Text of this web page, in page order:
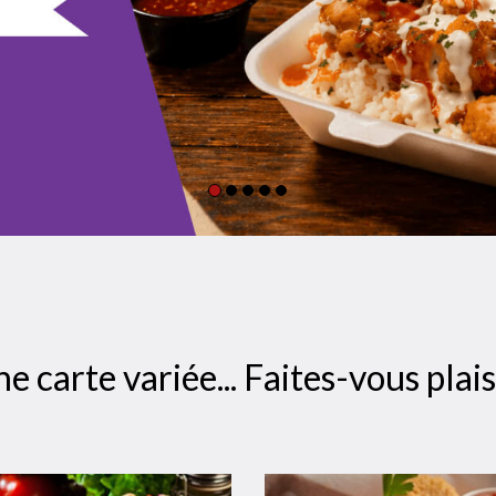
carte variée... Faites-vous